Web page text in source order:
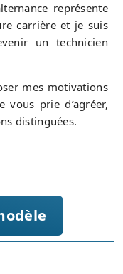
représente
carrière et je suis
un technicien
mes motivations
prie d’agréer,
distinguées.